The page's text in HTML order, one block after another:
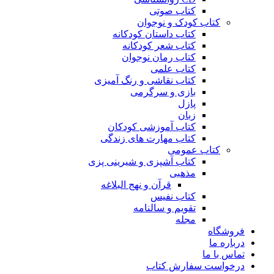
کتاب صوتی
کتاب کودک و نوجوان
کتاب داستان کودکانه
کتاب شعر کودکانه
کتاب رمان نوجوان
کتاب علمی
کتاب نقاشی و رنگ آمیزی
بازی و سرگرمی
پازل
زبان
کتاب آموزشی کودکان
کتاب مهارت های زندگی
کتاب عمومی
کتاب آشپزی و شیرینی پزی
مذهبی
قرآن و نهج البلاغه
کتاب نفیس
تقویم و سالنامه
مجله
فروشگاه
درباره ما
تماس با ما
درخواست سفارش کتاب